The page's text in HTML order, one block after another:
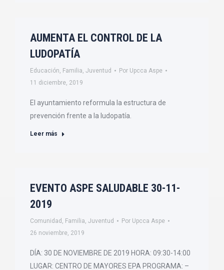
AUMENTA EL CONTROL DE LA
LUDOPATÍA
Educación, Familia, Juventud Por Upcca Aspe
11 diciembre, 2019
El ayuntamiento reformula la estructura de
prevención frente a la ludopatía.
Leer más
EVENTO ASPE SALUDABLE 30-11-
2019
Comunidad , Familia, Juventud Por Upcca Aspe
26 noviembre, 2019
DÍA: 30 DE NOVIEMBRE DE 2019 HORA: 09:30-14:00
LUGAR: CENTRO DE MAYORES EPA PROGRAMA: –